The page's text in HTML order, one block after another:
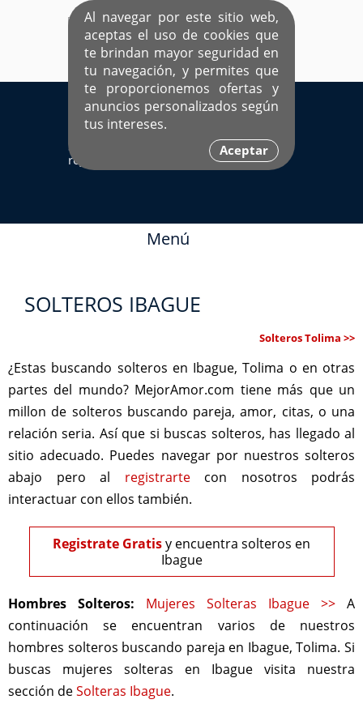
Al navegar por este sitio web,
aceptas el uso de cookies que
te brindan mayor seguridad en
tu navegación, y permites que
te proporcionemos ofertas y
anuncios personalizados según
tus intereses.
Aceptar
EL ÚNICO SITIO DEDICADO A SOLTEROS
HISPANOS COMO TÚ
Ingresa aquí
Sí ya estás
registrado
Menú
SOLTEROS IBAGUE
Solteros Tolima >>
¿Estas buscando solteros en Ibague, Tolima o en otras
partes del mundo? MejorAmor.com tiene más que un
millon de solteros buscando pareja, amor, citas, o una
relación seria. Así que si buscas solteros, has llegado al
sitio adecuado. Puedes navegar por nuestros solteros
abajo pero al registrartecon nosotros podrás
interactuar con ellos también.
Registrate Gratisy encuentra solteros en
Ibague
Hombres Solteros: Mujeres Solteras Ibague >> A
continuación se encuentran varios de nuestros
hombres solteros buscando pareja en Ibague, Tolima. Si
buscas mujeres solteras en Ibague visita nuestra
sección deSolteras Ibague.